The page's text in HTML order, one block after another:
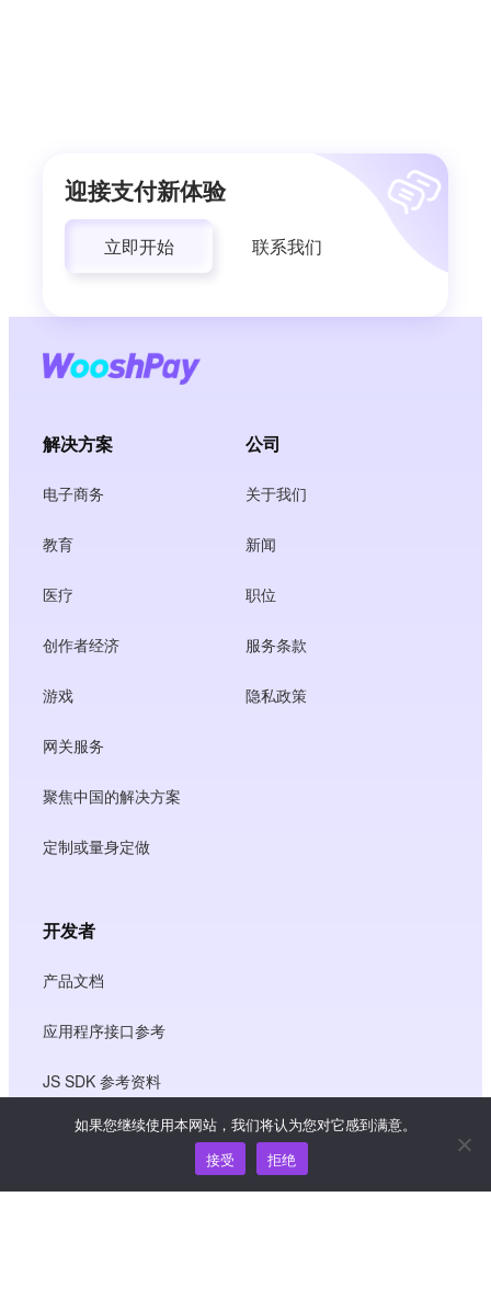
迎接支付新体验
立即开始 联系我们
解决方案
电子商务
教育
医疗
创作者经济
游戏
网关服务
聚焦中国的解决方案
定制或量身定做
公司
关于我们
新闻
职位
服务条款
隐私政策
开发者
产品文档
应用程序接口参考
JS SDK 参考资料
如果您继续使用本网站，我们将认为您对它感到满意。
接受
拒绝